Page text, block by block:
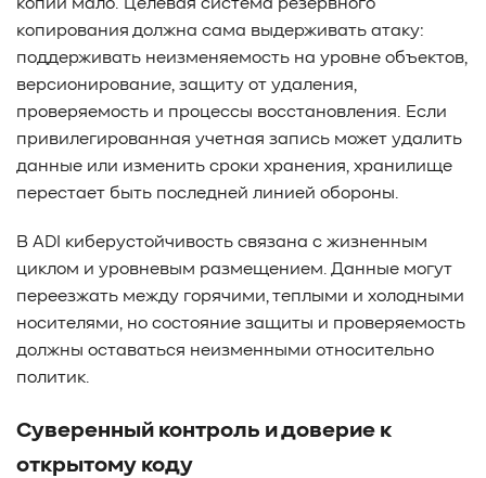
копии мало. Целевая система резервного
копирования должна сама выдерживать атаку:
поддерживать неизменяемость на уровне объектов,
версионирование, защиту от удаления,
проверяемость и процессы восстановления. Если
привилегированная учетная запись может удалить
данные или изменить сроки хранения, хранилище
перестает быть последней линией обороны.
В ADI киберустойчивость связана с жизненным
циклом и уровневым размещением. Данные могут
переезжать между горячими, теплыми и холодными
носителями, но состояние защиты и проверяемость
должны оставаться неизменными относительно
политик.
Суверенный контроль и доверие к
открытому коду